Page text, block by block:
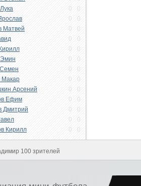
0 0
0 0
Матвей 0 0
0 0
0 0
Эмин 0 0
0 0
Макар 0 0
Арсений 0 0
Ефим 0 0
Дмитрий 0 0
0 0
Кирилл 0 0
100 зрителей